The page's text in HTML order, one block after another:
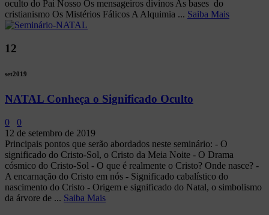
oculto do Pai Nosso Os mensageiros divinos As bases do
cristianismo Os Mistérios Fálicos A Alquimia ... Saiba Mais
12
set2019
NATAL Conheça o Significado Oculto
0
0
12 de setembro de 2019
Principais pontos que serão abordados neste seminário: - O
significado do Cristo-Sol, o Cristo da Meia Noite - O Drama
cósmico do Cristo-Sol - O que é realmente o Cristo? Onde nasce? -
A encarnação do Cristo em nós - Significado cabalístico do
nascimento do Cristo - Origem e significado do Natal, o simbolismo
da árvore de ... Saiba Mais